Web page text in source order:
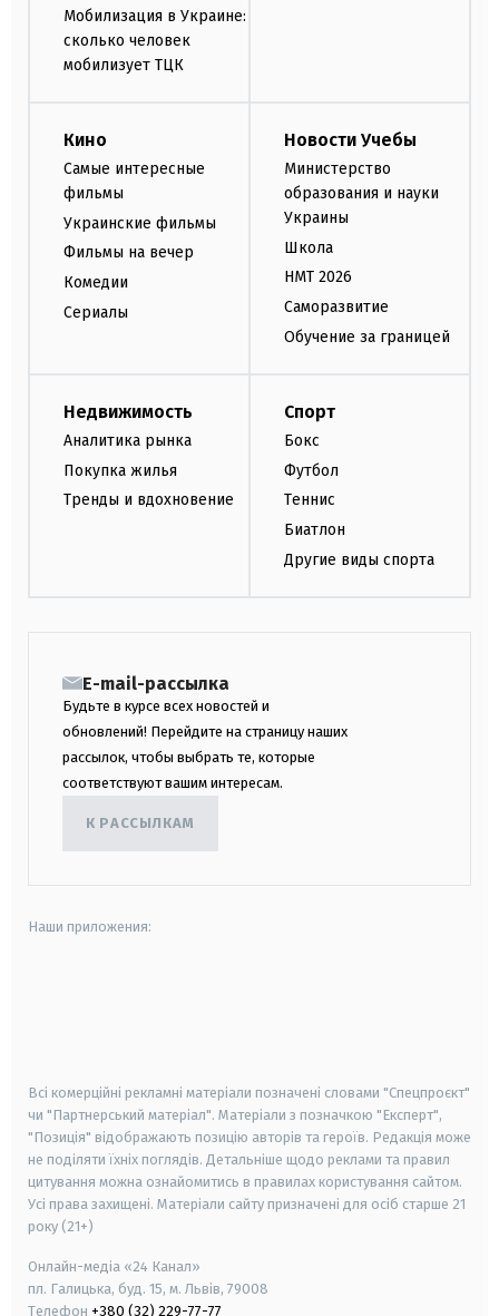
Мобилизация в Украине:
сколько человек
мобилизует ТЦК
Кино
Самые интересные
фильмы
Украинские фильмы
Фильмы на вечер
Комедии
Сериалы
Новости Учебы
Министерство
образования и науки
Украины
Школа
НМТ 2026
Саморазвитие
Обучение за границей
Недвижимость
Аналитика рынка
Покупка жилья
Тренды и вдохновение
Спорт
Бокс
Футбол
Теннис
Биатлон
Другие виды спорта
E-mail-рассылка
Будьте в курсе всех новостей и
обновлений! Перейдите на страницу наших
рассылок, чтобы выбрать те, которые
соответствуют вашим интересам.
К РАССЫЛКАМ
Наши приложения:
Всі комерційні рекламні матеріали позначені словами "Спецпроєкт"
чи "Партнерський матеріал". Матеріали з позначкою "Експерт",
"Позиція" відображають позицію авторів та героїв. Редакція може
не поділяти їхніх поглядів. Детальніше щодо реклами та правил
цитування можна ознайомитись в правилах користування сайтом.
Усі права захищені. Матеріали сайту призначені для осіб старше 21
року (21+)
Онлайн-медіа «24 Канал»
пл. Галицька, буд. 15, м. Львів, 79008
Телефон +380 (32) 229-77-77